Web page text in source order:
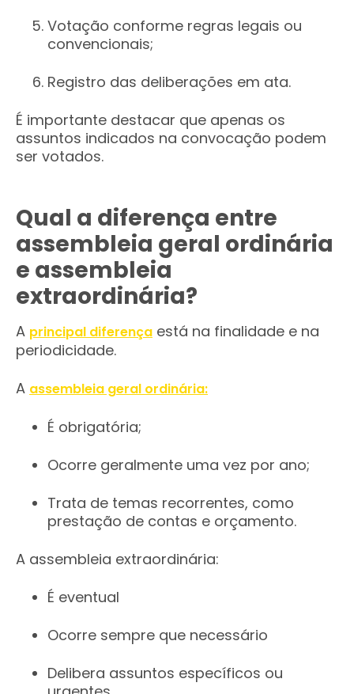
Votação conforme regras legais ou
convencionais;
Registro das deliberações em ata.
É importante destacar que apenas os
assuntos indicados na convocação podem
ser votados.
Qual a diferença entre
assembleia geral ordinária
e assembleia
extraordinária?
A principal diferença está na finalidade e na
periodicidade.
A assembleia geral ordinária:
É obrigatória;
Ocorre geralmente uma vez por ano;
Trata de temas recorrentes, como
prestação de contas e orçamento.
A assembleia extraordinária:
É eventual
Ocorre sempre que necessário
Delibera assuntos específicos ou